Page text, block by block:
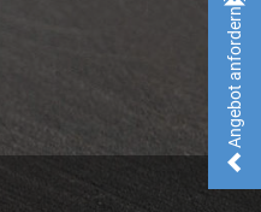
Angebot anfordern!